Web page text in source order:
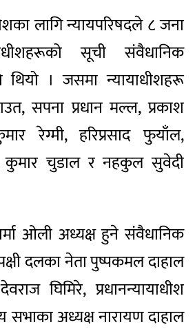
लागि न्यायपरिषदले ८ जना
सूची संवैधानिक
थियो । जसमा न्यायाधीशहरू
सपना प्रधान मल्ल, प्रकाश
रेग्मी, हरिप्रसाद फुयाँल,
कुमार चुडाल र नहकुल सुवेदी
ओली अध्यक्ष हुने संवैधानिक
दलका नेता पुष्पकमल दाहाल
घिमिरे, प्रधानन्यायाधीश
सभाका अध्यक्ष नारायण दाहाल